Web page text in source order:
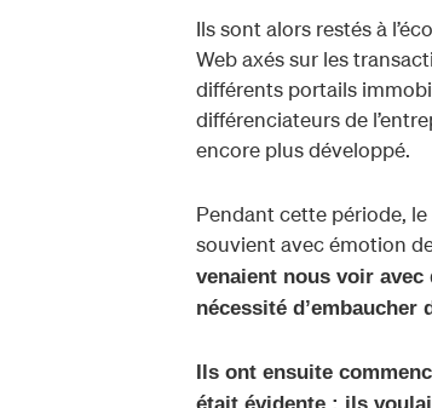
Ils sont alors restés à
Web axés sur les
différents portails
différenciateurs de
encore plus développé.
Pendant cette période,
souvient avec émotion
venaient nous voir
nécessité d’embaucher
Ils ont ensuite